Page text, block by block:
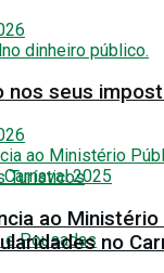
Turísticos
e Pousadas
nos seus
ao
no